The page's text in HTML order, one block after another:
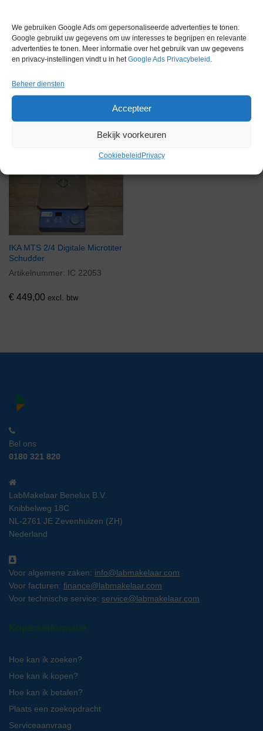
We gebruiken Google Ads om gepersonaliseerde advertenties te tonen.
Google gebruikt uw gegevens om uw interesses te begrijpen en relevante
advertenties te tonen. Meer informatie over het gebruik van uw gegevens
en privacy-instellingen vindt u in hetGoogle Ads Privacybeleid .
Beheer diensten
Accepteer
Bekijk voorkeuren
Cookiebeleid Privacy
Conditie Gebruikt in goede conditie
Gerelateerde producten
IKA MTS 2/4 Digitale Microtiter
Schudder
Artikelnummer: IC 22053
€ 449,00 excl. btw
Bel ons
0180 321 820
LabMakelaar Benelux B.V.
Knibbelweg 18C
NL-2761 JE Zevenhuizen (ZH)
Nederland
Voor algemene zaken: info@labmakelaar.com
Voor facturen: finance@labmakelaar.com
Voor technische service: service@labmakelaar.com
Kopersinformatie
Hoe kan ik zoeken?
Hoe kan ik kopen?
Hoe kan ik betalen?
Plaats een zoekopdracht
Serviceaanvraag